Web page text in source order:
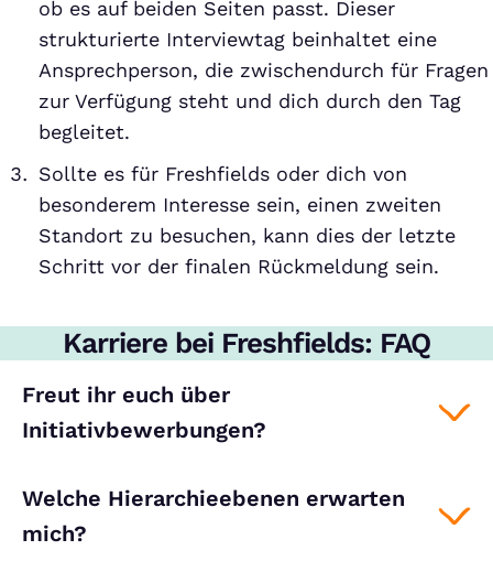
ob es auf beiden Seiten passt. Dieser
strukturierte Interviewtag beinhaltet eine
Ansprechperson, die zwischendurch für Fragen
zur Verfügung steht und dich durch den Tag
begleitet.
Sollte es für Freshfields oder dich von
besonderem Interesse sein, einen zweiten
Standort zu besuchen, kann dies der letzte
Schritt vor der finalen Rückmeldung sein.
Karriere bei Freshfields: FAQ
Freut ihr euch über
Initiativbewerbungen?
Welche Hierarchieebenen erwarten
mich?